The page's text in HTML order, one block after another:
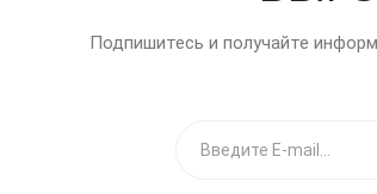
Подпишитесь и получайте